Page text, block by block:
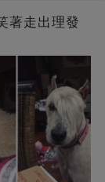
著走出理發